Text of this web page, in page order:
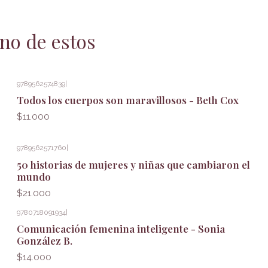
de estos
9789562574839|
Todos los cuerpos son maravillosos - Beth Cox
$11.000
9789562571760
50 historias de mujeres y niñas que cambiaron el
mundo
$21.000
9780718091934|
Comunicación femenina inteligente - Sonia
González B.
$14.000